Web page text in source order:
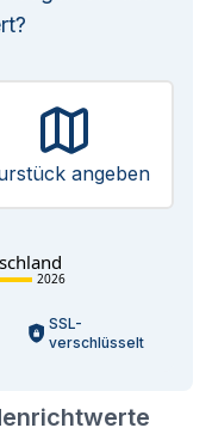
angeben
2026
SSL-
verschlüsselt